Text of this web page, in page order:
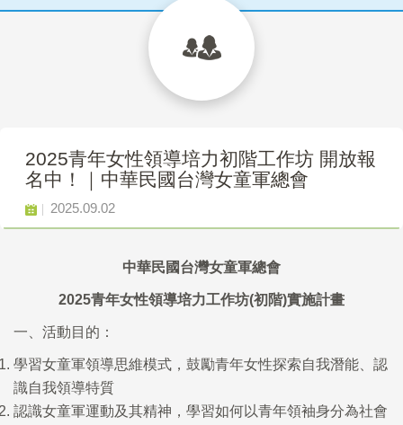
2025青年女性領導培力初階工作坊 開放報
名中！｜中華民國台灣女童軍總會
2025.09.02
中華民國台灣女童軍總會
2025青年女性領導培力工作坊(初階)實施計畫
一、活動目的：
學習女童軍領導思維模式，鼓勵青年女性探索自我潛能、認
識自我領導特質
認識女童軍運動及其精神，學習如何以青年領袖身分為社會